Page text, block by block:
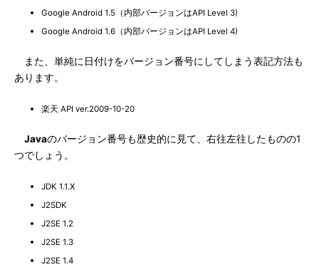
Google Android 1.5（内部バージョンはAPI Level 3)
Google Android 1.6（内部バージョンはAPI Level 4)
また、単純に日付けをバージョン番号にしてしまう表記方法も
あります。
楽天 API ver.2009-10-20
Javaのバージョン番号も歴史的に見て、右往左往したものの1
つでしょう。
JDK 1.1.X
J2SDK
J2SE 1.2
J2SE 1.3
J2SE 1.4